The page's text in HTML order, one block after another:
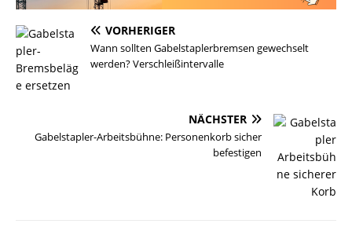
VORHERIGER
Wann sollten Gabelstaplerbremsen gewechselt
werden? Verschleißintervalle
NÄCHSTER
Gabelstapler-Arbeitsbühne: Personenkorb sicher
befestigen